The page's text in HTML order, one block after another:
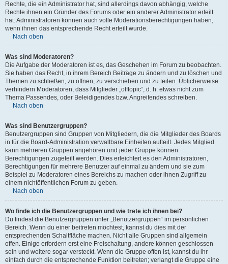
Rechte, die ein Administrator hat, sind allerdings davon abhängig, welche
Rechte ihnen ein Gründer des Forums oder ein anderer Administrator erteilt
hat. Administratoren können auch volle Moderationsberechtigungen haben,
wenn ihnen das entsprechende Recht erteilt wurde.
Nach oben
Was sind Moderatoren?
Die Aufgabe der Moderatoren ist es, das Geschehen im Forum zu beobachten.
Sie haben das Recht, in ihrem Bereich Beiträge zu ändern und zu löschen und
Themen zu schließen, zu öffnen, zu verschieben und zu teilen. Üblicherweise
verhindern Moderatoren, dass Mitglieder „offtopic“, d. h. etwas nicht zum
Thema Passendes, oder Beleidigendes bzw. Angreifendes schreiben.
Nach oben
Was sind Benutzergruppen?
Benutzergruppen sind Gruppen von Mitgliedern, die die Mitglieder des Boards
in für die Board-Administration verwaltbare Einheiten aufteilt. Jedes Mitglied
kann mehreren Gruppen angehören und jeder Gruppe können
Berechtigungen zugeteilt werden. Dies erleichtert es den Administratoren,
Berechtigungen für mehrere Benutzer auf einmal zu ändern und sie zum
Beispiel zu Moderatoren eines Bereichs zu machen oder ihnen Zugriff zu
einem nichtöffentlichen Forum zu geben.
Nach oben
Wo finde ich die Benutzergruppen und wie trete ich ihnen bei?
Du findest die Benutzergruppen unter „Benutzergruppen“ im persönlichen
Bereich. Wenn du einer beitreten möchtest, kannst du dies mit der
entsprechenden Schaltfläche machen. Nicht alle Gruppen sind allgemein
offen. Einige erfordern erst eine Freischaltung, andere können geschlossen
sein und weitere sogar versteckt. Wenn die Gruppe offen ist, kannst du ihr
einfach durch die entsprechende Funktion beitreten; verlangt die Gruppe eine